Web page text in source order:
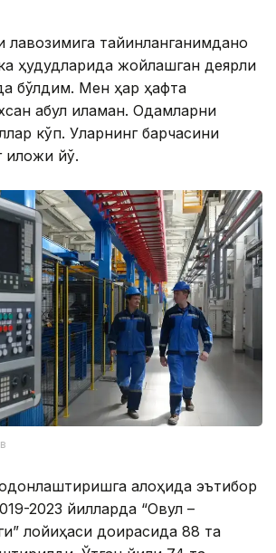
тайинланганимданоқ
ҳудудларида жойлашган деярли
бўлдим. Мен ҳар ҳафта
қабул қиламан. Одамларни
кўп. Уларнинг барчасини
йўқ.
алоҳида эътибор
2023 йилларда “Овул –
лойиҳаси доирасида 88 та